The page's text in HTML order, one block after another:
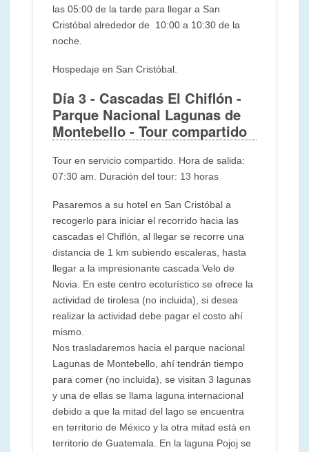
las 05:00 de la tarde para llegar a San
Cristóbal alrededor de 10:00 a 10:30 de la
noche.
Hospedaje en San Cristóbal.
Día 3 - Cascadas El Chiflón -
Parque Nacional Lagunas de
Montebello - Tour compartido
Tour en servicio compartido. Hora de salida:
07:30 am. Duración del tour: 13 horas
Pasaremos a su hotel en San Cristóbal a
recogerlo para iniciar el recorrido hacia las
cascadas el Chiflón, al llegar se recorre una
distancia de 1 km subiendo escaleras, hasta
llegar a la impresionante cascada Velo de
Novia. En este centro ecoturístico se ofrece la
actividad de tirolesa (no incluida), si desea
realizar la actividad debe pagar el costo ahí
mismo.
Nos trasladaremos hacia el parque nacional
Lagunas de Montebello, ahí tendrán tiempo
para comer (no incluida), se visitan 3 lagunas
y una de ellas se llama laguna internacional
debido a que la mitad del lago se encuentra
en territorio de México y la otra mitad está en
territorio de Guatemala. En la laguna Pojoj se